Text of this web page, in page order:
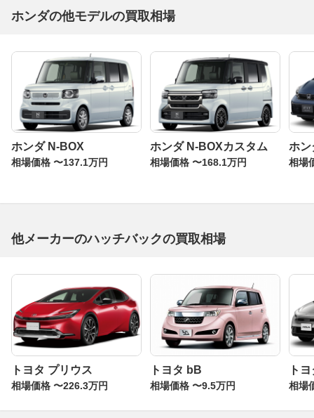
ホンダの他モデルの買取相場
ホンダ N-BOX
相場価格 〜137.1万円
ホンダ N-BOXカスタム
相場価格 〜168.1万円
ホン
相場
他メーカーのハッチバックの買取相場
トヨタ プリウス
相場価格 〜226.3万円
トヨタ bB
相場価格 〜9.5万円
ト
相場